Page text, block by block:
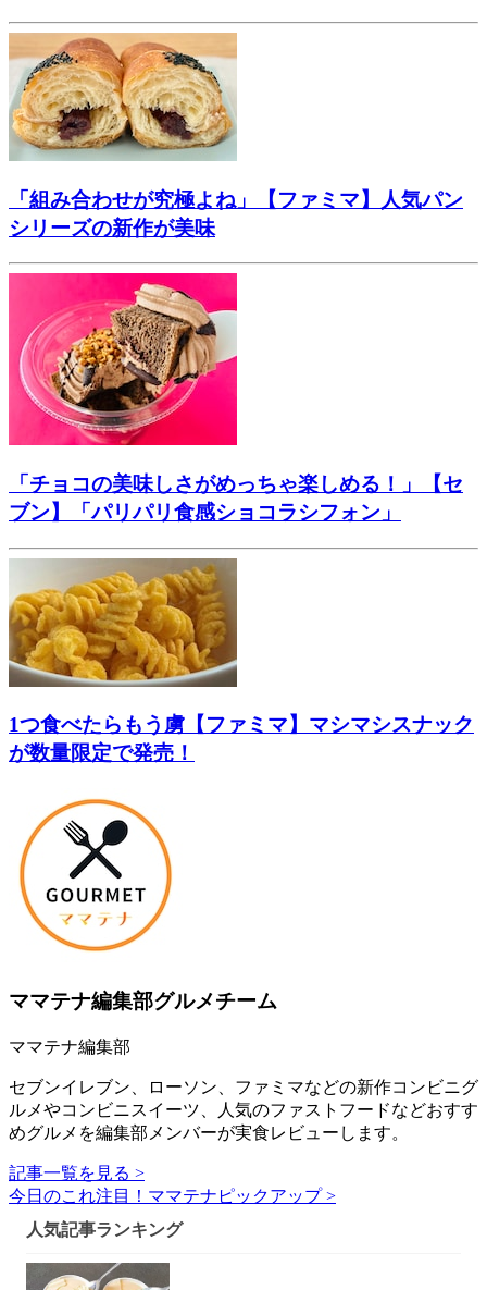
「組み合わせが究極よね」【ファミマ】人気パン
シリーズの新作が美味
「チョコの美味しさがめっちゃ楽しめる！」【セ
ブン】「パリパリ食感ショコラシフォン」
1つ食べたらもう虜【ファミマ】マシマシスナック
が数量限定で発売！
ママテナ編集部グルメチーム
ママテナ編集部
セブンイレブン、ローソン、ファミマなどの新作コンビニグ
ルメやコンビニスイーツ、人気のファストフードなどおすす
めグルメを編集部メンバーが実食レビューします。
記事一覧を見る >
今日のこれ注目！ママテナピックアップ >
人気記事ランキング